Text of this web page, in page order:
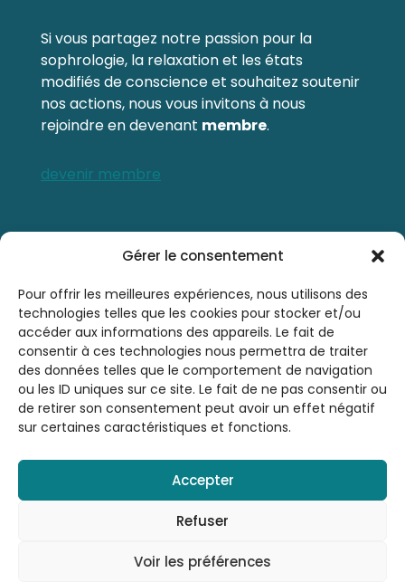
Gérer le consentement
Pour offrir les meilleures expériences, nous utilisons des
technologies telles que les cookies pour stocker et/ou
accéder aux informations des appareils. Le fait de
consentir à ces technologies nous permettra de traiter
des données telles que le comportement de navigation
ou les ID uniques sur ce site. Le fait de ne pas consentir ou
de retirer son consentement peut avoir un effet négatif
sur certaines caractéristiques et fonctions.
Accepter
Refuser
Voir les préférences
Si vous partagez notre passion pour la
sophrologie, la relaxation et les états
modifiés de conscience et souhaitez soutenir
nos actions, nous vous invitons à nous
rejoindre en devenant membre.
devenir membre
Contactez-nous
0476 21 76 46
sbsrinfo@gmail.com
© 2026 Société Belge de Sophrologie et de
Mentions légales